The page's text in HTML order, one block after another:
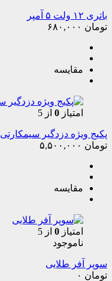
باتری ۱۲ ولت ۵ آمپر
تومان
مقایسه
امتیاز 0 از 5
پکیج ویژه دزدگیر سیمکارتی
تومان
مقایسه
امتیاز 0 از 5
ناموجود
سوپر آفر طلایی
تومان